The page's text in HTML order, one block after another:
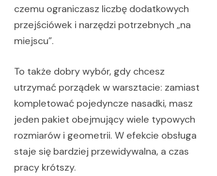
czemu ograniczasz liczbę dodatkowych
przejściówek i narzędzi potrzebnych „na
miejscu”.
To także dobry wybór, gdy chcesz
utrzymać porządek w warsztacie: zamiast
kompletować pojedyncze nasadki, masz
jeden pakiet obejmujący wiele typowych
rozmiarów i geometrii. W efekcie obsługa
staje się bardziej przewidywalna, a czas
pracy krótszy.